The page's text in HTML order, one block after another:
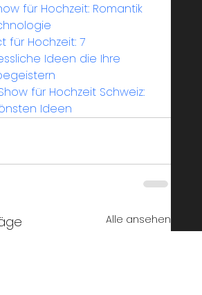
für Hochzeit: Romantik
für Hochzeit: 7
Ideen die Ihre
für Hochzeit Schweiz:
Ideen
Alle ansehen